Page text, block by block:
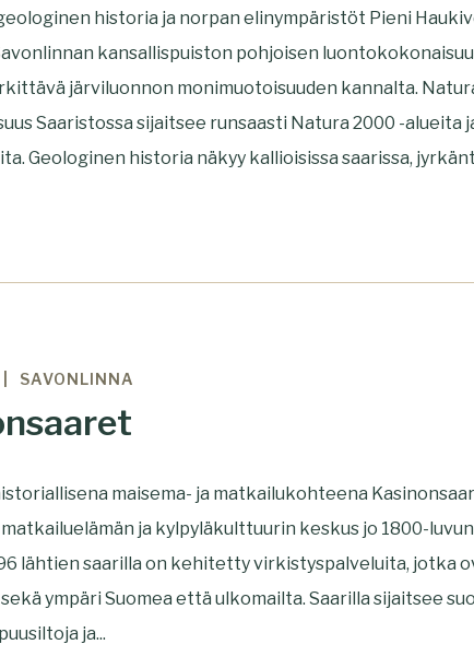
historia ja norpan elinympäristöt Pieni
kansallispuiston pohjoisen
järviluonnon monimuotoisuuden kannalta.
Saaristossa sijaitsee runsaasti Natura 2000 -alueita
Geologinen historia näkyy kallioisissa saarissa,
SAVONLINNA
maisema- ja matkailukohteena
ja kylpyläkulttuurin keskus jo 1800-
lähtien saarilla on kehitetty virkistyspalveluita, jotka
ympäri Suomea että ulkomailta. Saarilla sijaitsee
ja...